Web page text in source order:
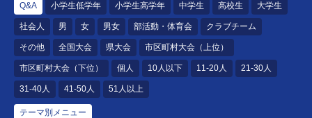
Q&A 小学生低学年 小学生高学年 中学生 高校生 大学生
社会人 男 女 男女 部活動・体育会 クラブチーム
その他 全国大会 県大会 市区町村大会（上位）
市区町村大会（下位） 個人 10人以下 11-20人 21-30人
31-40人 41-50人 51人以上
テーマ別メニュー